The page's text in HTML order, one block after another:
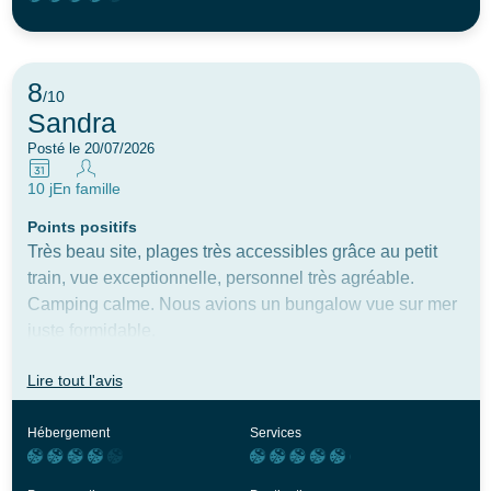
8/10
Sandra
Posté le 20/07/2026
10 jEn famille
Points positifs
Très beau site, plages très accessibles grâce au petit
train, vue exceptionnelle, personnel très agréable.
Camping calme. Nous avions un bungalow vue sur mer
juste formidable.
Axe d'amélioration
terme de taille mais la proximité de la plage fait que cela
Lire tout l'avis
Hébergement Services